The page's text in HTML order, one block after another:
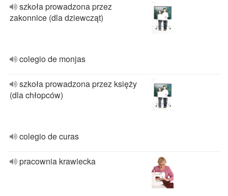
szkoła prowadzona przez
zakonnice (dla dziewcząt)
colegio de monjas
szkoła prowadzona przez księży
(dla chłopców)
colegio de curas
pracownia krawiecka